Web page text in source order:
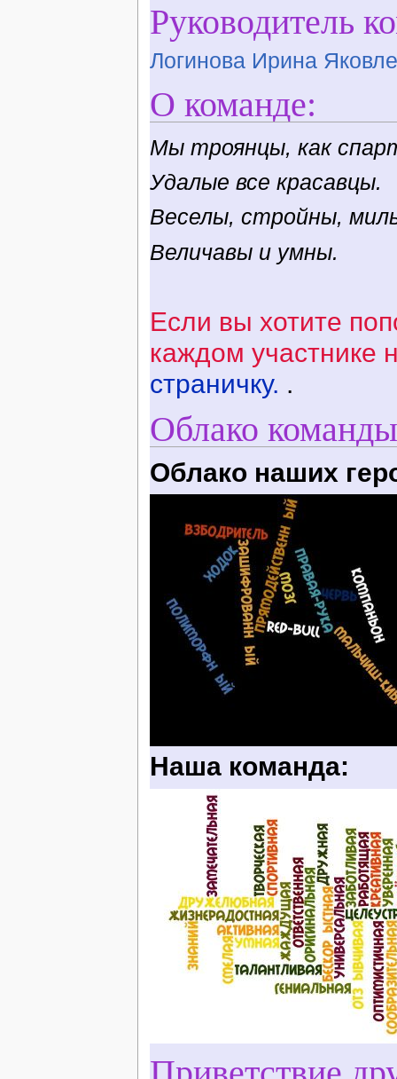
Руководитель
Логинова Ирина
О команде:
Мы троянцы, как
Удалые все красавцы.
Веселы, стройны,
Величавы и умны.
Если вы хотите
каждом участнике
страничку. .
Облако
Облако наших
Наша команда: